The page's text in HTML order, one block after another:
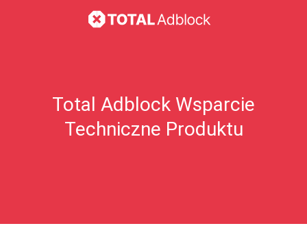
Total Adblock Wsparcie
Techniczne Produktu